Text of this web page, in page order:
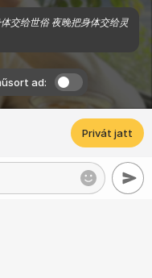
交给世俗 夜晚把身体交给灵
ad:
Privát jatt